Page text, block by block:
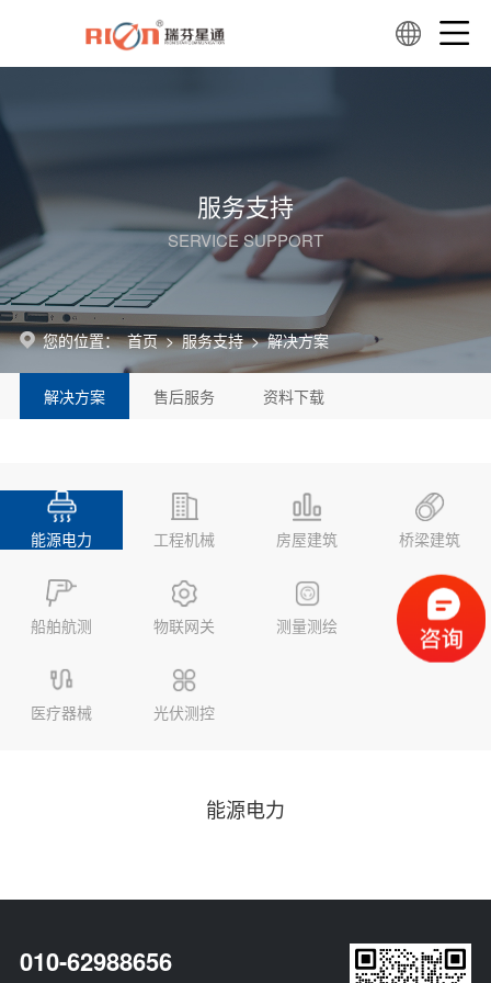
服务支持
SERVICE SUPPORT
您的位置： 首页 > 服务支持 > 解决方案
解决方案 售后服务 资料下载
能源电力 工程机械 房屋建筑 桥梁建筑
船舶航测 物联网关 测量测绘 地质监测
医疗器械 光伏测控
能源电力
010-62988656